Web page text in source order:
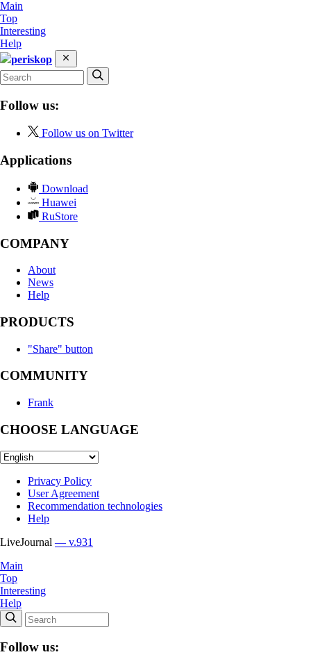
Main
Top
Interesting
Help
periskop
Follow us:
Follow us on Twitter
Applications
Download
Huawei
RuStore
COMPANY
About
News
Help
PRODUCTS
"Share" button
COMMUNITY
Frank
CHOOSE LANGUAGE
Privacy Policy
User Agreement
Recommendation technologies
Help
LiveJournal — v.931
Main
Top
Interesting
Help
Follow us: